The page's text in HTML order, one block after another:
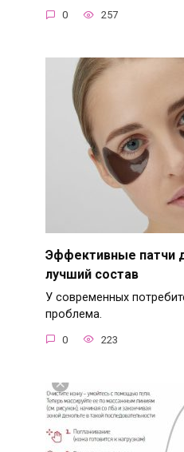
0 257
Эффективные патчи
лучший состав
У современных
проблема.
0 223